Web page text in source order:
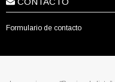
Formulario de contacto